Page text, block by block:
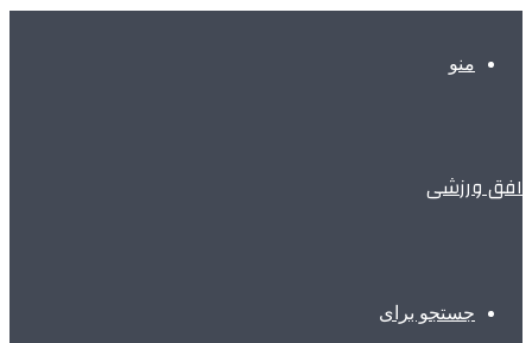
منو
افق ورزشی
جستجو برای